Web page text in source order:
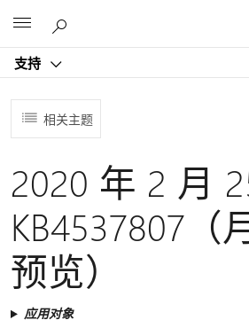
支持
相关主题
2020 年 2 月
KB4537807（
预览）
应用对象